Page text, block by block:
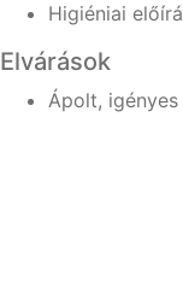
Higiéniai
Elvárások
Ápolt, igényes